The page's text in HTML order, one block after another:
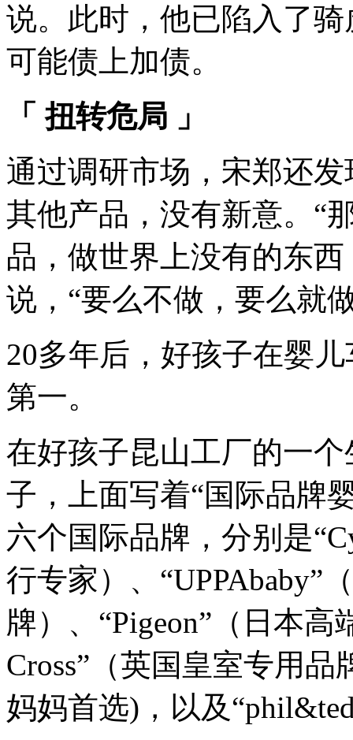
说。此时，他已陷入了
可能债上加债。
「 扭转危局 」
通过调研市场，宋郑还
其他产品，没有新意。“
品，做世界上没有的东
说，“要么不做，要么就
20多年后，好孩子在婴
第一。
在好孩子昆山工厂的一
子，上面写着“国际品牌
六个国际品牌，分别是
行专家）、“UPPAbaby”
牌）、“Pigeon”（日本
Cross”（英国皇室专用
妈妈首选)，以及